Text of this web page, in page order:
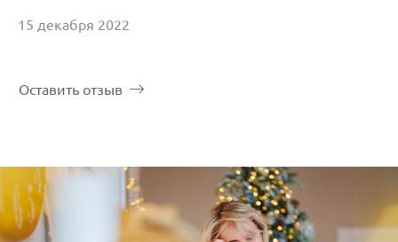
15 декабря 2022
Оставить отзыв